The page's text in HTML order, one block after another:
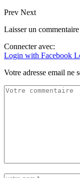
Prev Next
Laisser un commentaire
Connecter avec:
Login with Facebook
Votre adresse email ne